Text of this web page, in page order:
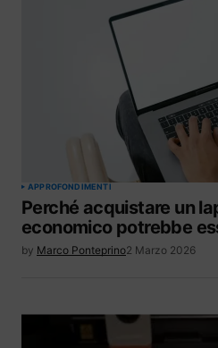
APPROFONDIMENTI
Perché acquistare un
economico potrebbe
by Marco Ponteprino2 Marzo 2026